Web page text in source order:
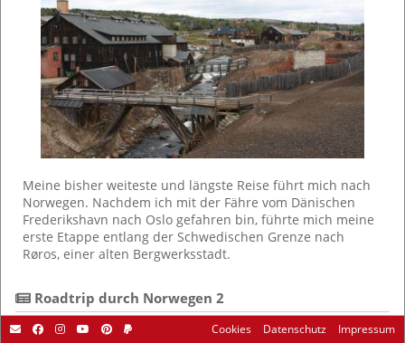
Meine bisher weiteste und längste Reise führt mich nach
Norwegen. Nachdem ich mit der Fähre vom Dänischen
Frederikshavn nach Oslo gefahren bin, führte mich meine
erste Etappe entlang der Schwedischen Grenze nach
Røros, einer alten Bergwerksstadt.
Roadtrip durch Norwegen 2
Cookies Datenschutz Impressum